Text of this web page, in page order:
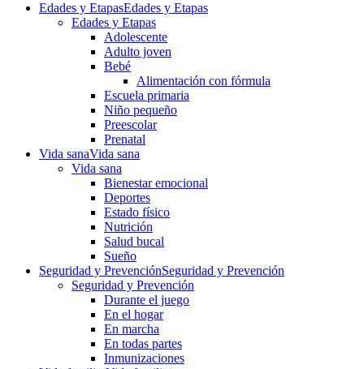
Edades y EtapasEdades y Etapas
Edades y Etapas
Adolescente
Adulto joven
Bebé
Alimentación con fórmula
Escuela primaria
Niño pequeño
Preescolar
Prenatal
Vida sanaVida sana
Vida sana
Bienestar emocional
Deportes
Estado físico
Nutrición
Salud bucal
Sueño
Seguridad y PrevenciónSeguridad y Prevención
Seguridad y Prevención
Durante el juego
En el hogar
En marcha
En todas partes
Inmunizaciones